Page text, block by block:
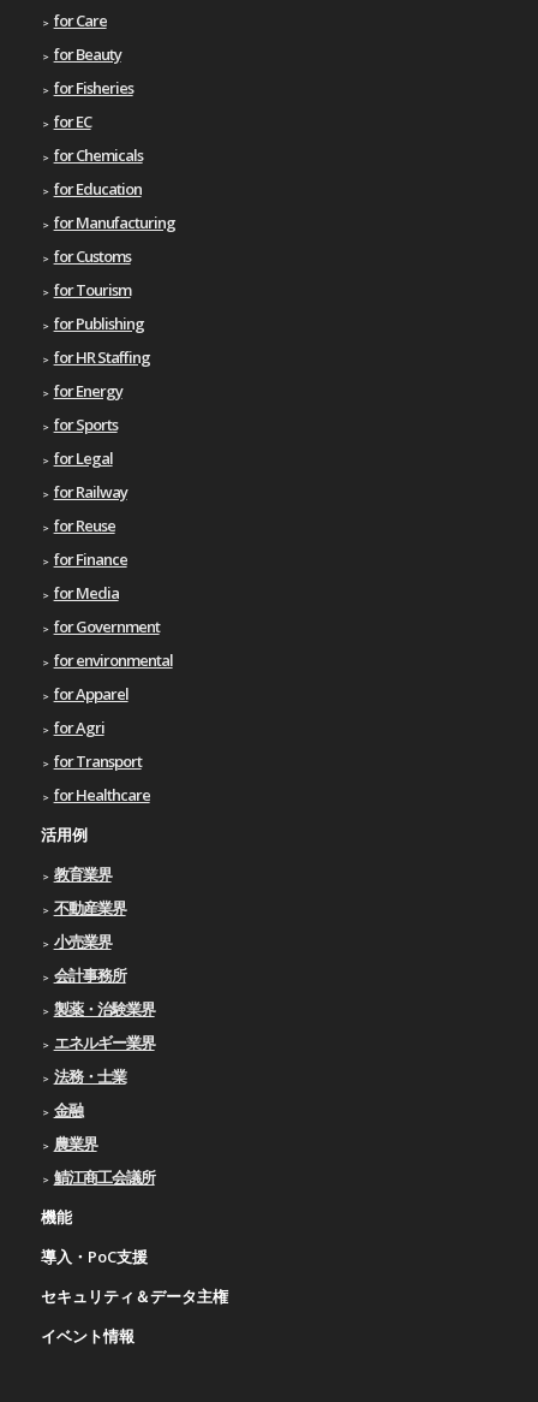
for Care
for Beauty
for Fisheries
for EC
for Chemicals
for Education
for Manufacturing
for Customs
for Tourism
for Publishing
for HR Staffing
for Energy
for Sports
for Legal
for Railway
for Reuse
for Finance
for Media
for Government
for environmental
for Apparel
for Agri
for Transport
for Healthcare
活用例
教育業界
不動産業界
小売業界
会計事務所
製薬・治験業界
エネルギー業界
法務・士業
金融
農業界
鯖江商工会議所
機能
導入・PoC支援
セキュリティ＆データ主権
イベント情報